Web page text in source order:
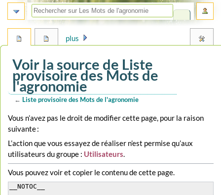
Voir la source de Liste
provisoire des Mots de
l'agronomie
← Liste provisoire des Mots de l'agronomie
Aller
à
la
navigation
Aller
à
la
recherche
Vous n’avez pas le droit de modifier cette page, pour la raison
suivante :
L’action que vous essayez de réaliser n’est permise qu’aux
utilisateurs du groupe : Utilisateurs.
Vous pouvez voir et copier le contenu de cette page.
plus